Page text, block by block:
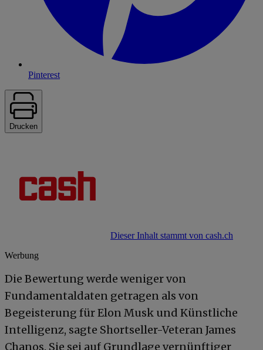
Pinterest
Drucken
Dieser Inhalt stammt von cash.ch
Werbung
Die Bewertung werde weniger von
Fundamentaldaten getragen als von
Begeisterung für Elon Musk und Künstliche
Intelligenz, sagte Shortseller-Veteran James
Chanos. Sie sei auf Grundlage vernünftiger